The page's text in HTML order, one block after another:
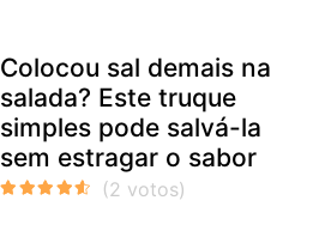
Colocou sal demais na
salada? Este truque
simples pode salvá-la
sem estragar o sabor